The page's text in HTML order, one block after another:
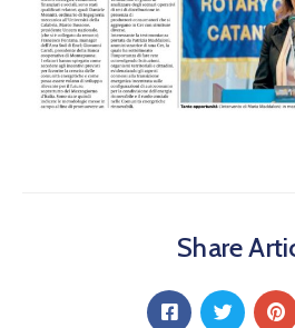
Share